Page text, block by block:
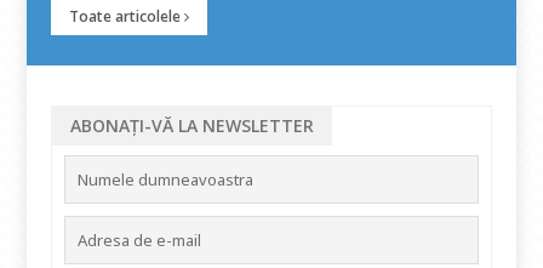
Toate articolele
ABONAȚI-VĂ LA NEWSLETTER